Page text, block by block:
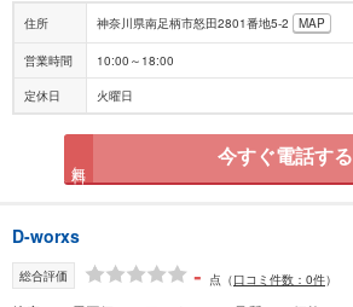
住所 神奈川県南足柄市怒田2801番地5-2 MAP
営業時間 10:00～18:00
定休日 火曜日
今すぐ電話する
D-worxs
総合評価 - 点 （口コミ件数：0件）